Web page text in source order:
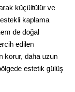
küçültülür ve
kaplama
de doğal
edilen
korur, daha uzun
estetik gülüş